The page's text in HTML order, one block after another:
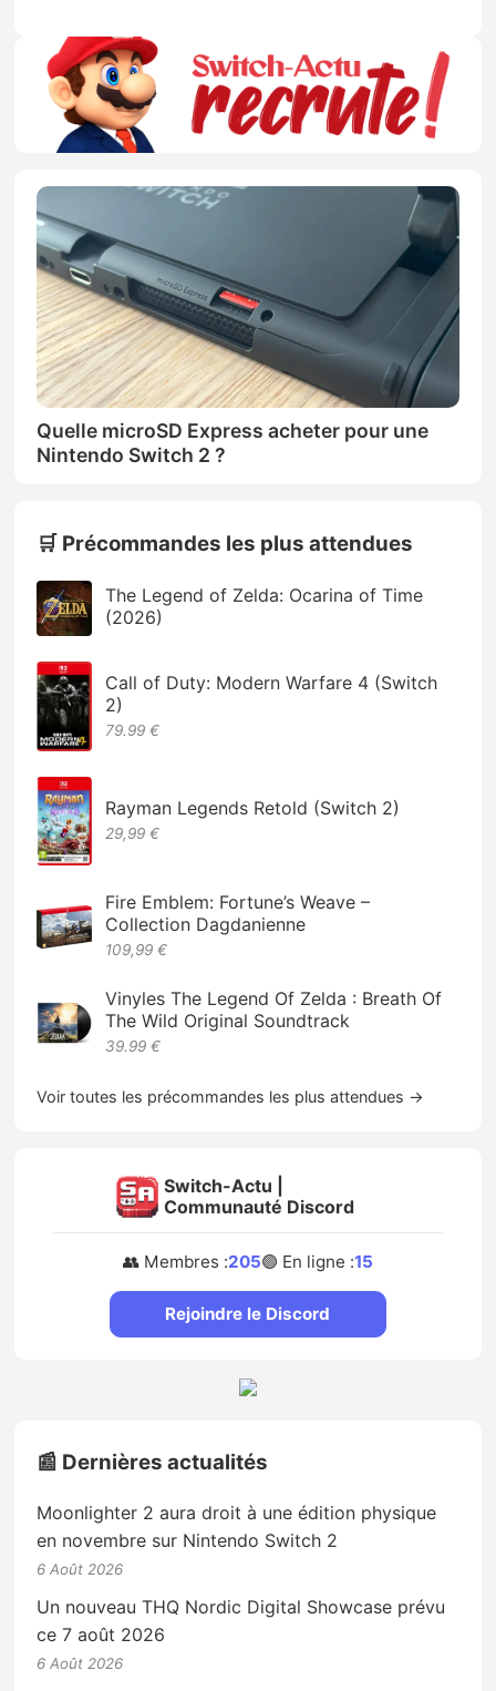
Quelle microSD Express acheter pour une
Nintendo Switch 2 ?
🛒 Précommandes les plus attendues
The Legend of Zelda: Ocarina of Time
(2026)
Call of Duty: Modern Warfare 4 (Switch
2)
79.99 €
Rayman Legends Retold (Switch 2)
29,99 €
Fire Emblem: Fortune’s Weave –
Collection Dagdanienne
109,99 €
Vinyles The Legend Of Zelda : Breath Of
The Wild Original Soundtrack
39.99 €
Voir toutes les précommandes les plus attendues →
Switch-Actu |
Communauté Discord
👥 Membres :205🟢 En ligne :15
Rejoindre le Discord
📰 Dernières actualités
Moonlighter 2 aura droit à une édition physique
en novembre sur Nintendo Switch 2
6 Août 2026
Un nouveau THQ Nordic Digital Showcase prévu
ce 7 août 2026
6 Août 2026